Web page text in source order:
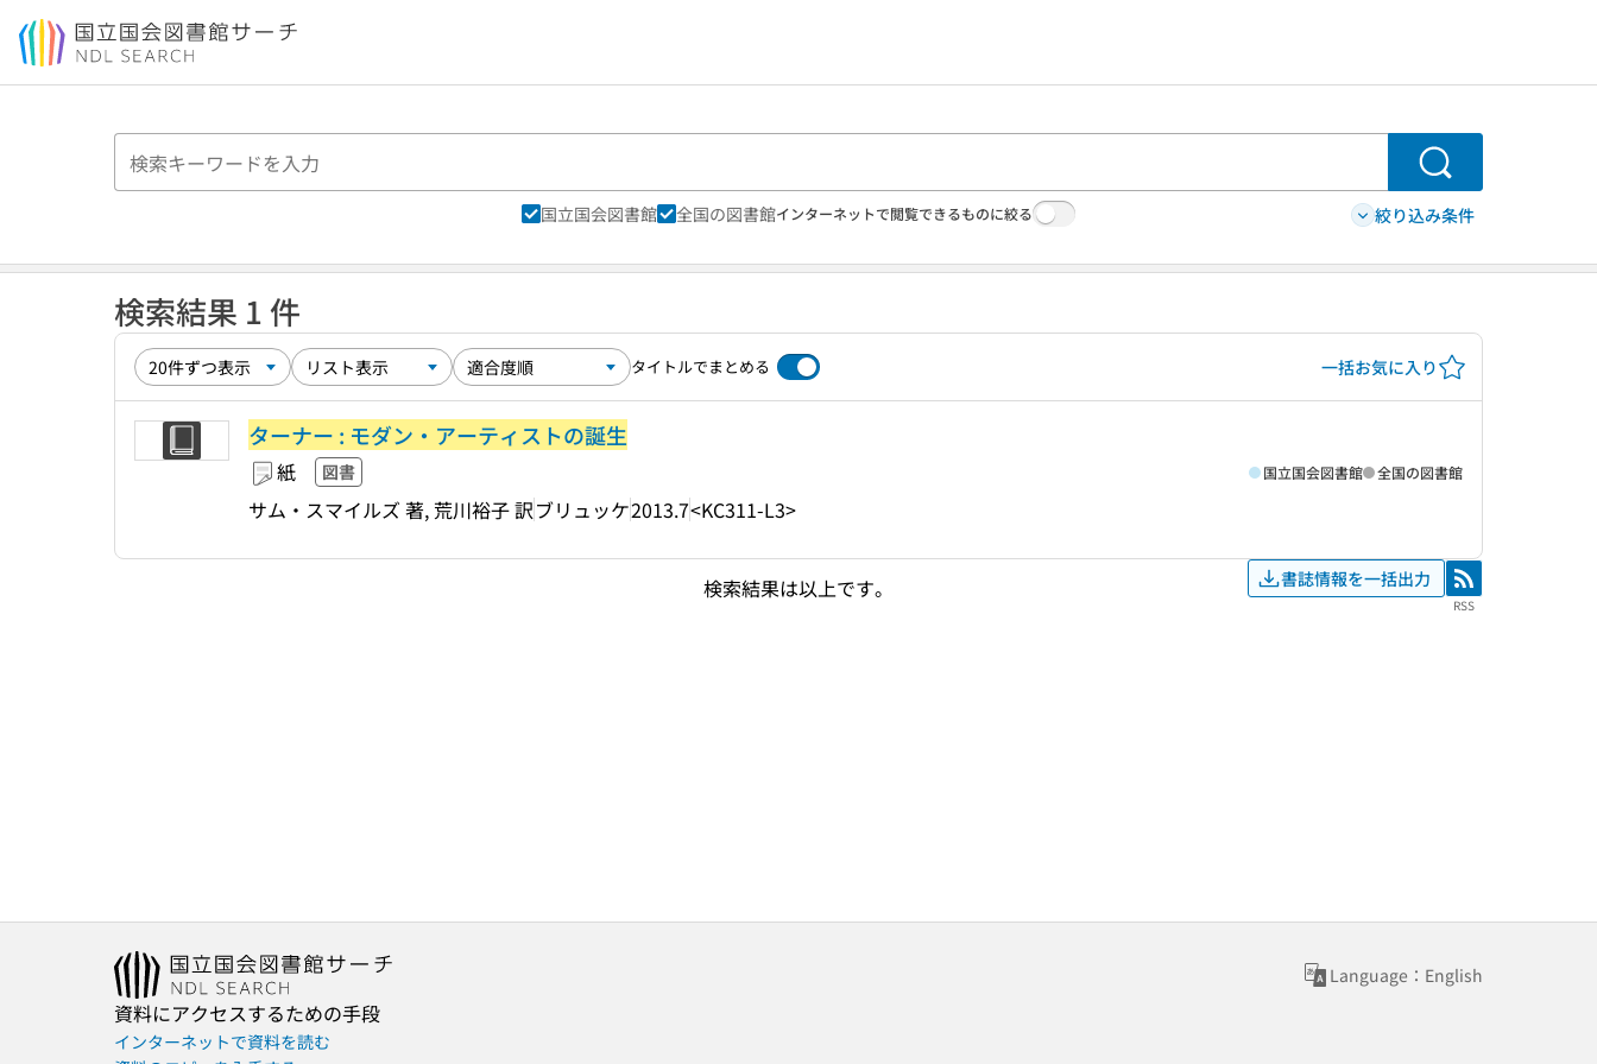
本文へ移動
検索
国立国会図書館 全国の図書館インターネットで閲覧できるものに絞る 絞り込み条件
検索結果 1 件
タイトルでまとめる 一括お気に入り
ターナー : モダン・アーティストの誕生
紙 図書
サム・スマイルズ 著, 荒川裕子 訳ブリュッケ2013.7<KC311-L3>
国立国会図書館 全国の図書館
検索結果は以上です。 書誌情報を一括出力 RSS
RSS
Language：English
資料にアクセスするための手段
インターネットで資料を読む